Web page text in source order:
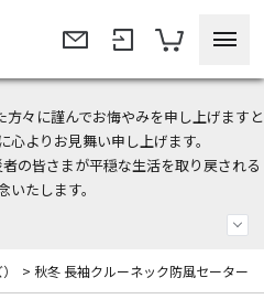
々に謹んでお悔やみを申し上げますと
よりお見舞い申し上げます。
の皆さまが平穏な生活を取り戻される
いたします。
クーポンプレゼント！
い合わせ＞
> 秋冬 長袖クルーネック防風セーター